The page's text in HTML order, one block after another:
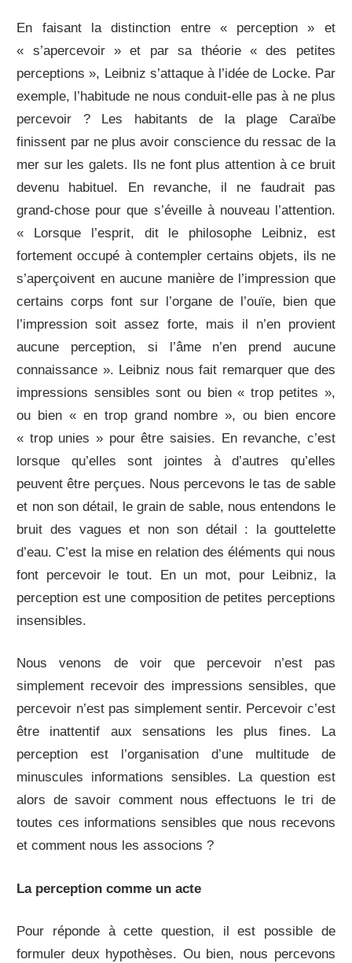
En faisant la distinction entre « perception » et
« s’apercevoir » et par sa théorie « des petites
perceptions », Leibniz s’attaque à l’idée de Locke. Par
exemple, l’habitude ne nous conduit-elle pas à ne plus
percevoir ? Les habitants de la plage Caraïbe
finissent par ne plus avoir conscience du ressac de la
mer sur les galets. Ils ne font plus attention à ce bruit
devenu habituel. En revanche, il ne faudrait pas
grand-chose pour que s’éveille à nouveau l’attention.
« Lorsque l’esprit, dit le philosophe Leibniz, est
fortement occupé à contempler certains objets, ils ne
s’aperçoivent en aucune manière de l’impression que
certains corps font sur l’organe de l’ouïe, bien que
l’impression soit assez forte, mais il n’en provient
aucune perception, si l’âme n’en prend aucune
connaissance ». Leibniz nous fait remarquer que des
impressions sensibles sont ou bien « trop petites »,
ou bien « en trop grand nombre », ou bien encore
« trop unies » pour être saisies. En revanche, c’est
lorsque qu’elles sont jointes à d’autres qu’elles
peuvent être perçues. Nous percevons le tas de sable
et non son détail, le grain de sable, nous entendons le
bruit des vagues et non son détail : la gouttelette
d’eau. C’est la mise en relation des éléments qui nous
font percevoir le tout. En un mot, pour Leibniz, la
perception est une composition de petites perceptions
insensibles.
Nous venons de voir que percevoir n’est pas
simplement recevoir des impressions sensibles, que
percevoir n’est pas simplement sentir. Percevoir c’est
être inattentif aux sensations les plus fines. La
perception est l’organisation d’une multitude de
minuscules informations sensibles. La question est
alors de savoir comment nous effectuons le tri de
toutes ces informations sensibles que nous recevons
et comment nous les associons ?
La perception comme un acte
Pour réponde à cette question, il est possible de
formuler deux hypothèses. Ou bien, nous percevons